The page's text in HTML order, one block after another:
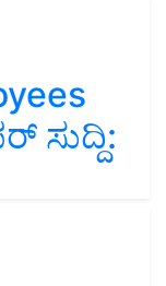
ಸುದ್ದಿ: